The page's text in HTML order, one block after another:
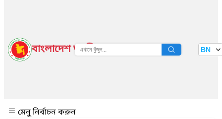
বাংলাদেশ জাতীয় তথ্য বাতায়ন BN
মেনু নির্বাচন করুন